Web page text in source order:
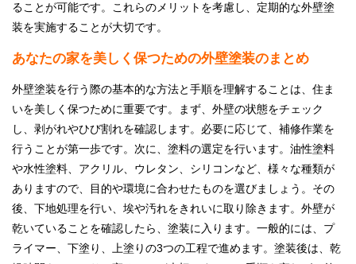
ることが可能です。これらのメリットを考慮し、定期的な外壁塗
装を実施することが大切です。
あなたの家を美しく保つための外壁塗装のまとめ
外壁塗装を行う際の基本的な方法と手順を理解することは、住ま
いを美しく保つために重要です。まず、外壁の状態をチェック
し、剥がれやひび割れを確認します。必要に応じて、補修作業を
行うことが第一歩です。次に、塗料の選定を行います。油性塗料
や水性塗料、アクリル、ウレタン、シリコンなど、様々な種類が
ありますので、目的や環境に合わせたものを選びましょう。その
後、下地処理を行い、埃や汚れをきれいに取り除きます。外壁が
乾いていることを確認したら、塗装に入ります。一般的には、プ
ライマー、下塗り、上塗りの3つの工程で進めます。塗装後は、乾